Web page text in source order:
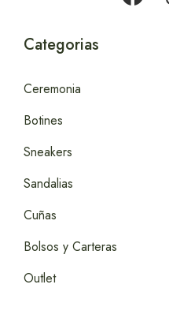
Categorias
Ceremonia
Botines
Sneakers
Sandalias
Cuñas
Bolsos y Carteras
Outlet